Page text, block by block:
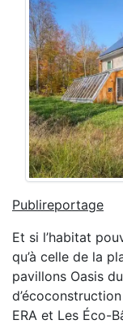
Publireportage
Et si l’habitat
qu’à celle de la
pavillons Oasis
ERA et Les Éco-